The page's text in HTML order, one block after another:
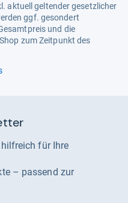
aktuell geltender gesetzlicher
ggf. gesondert
und die
zum Zeitpunkt des